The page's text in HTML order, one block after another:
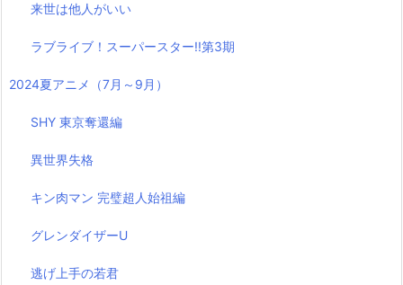
来世は他人がいい
ラブライブ！スーパースター!!第3期
2024夏アニメ（7月～9月）
SHY 東京奪還編
異世界失格
キン肉マン 完璧超人始祖編
グレンダイザーU
逃げ上手の若君